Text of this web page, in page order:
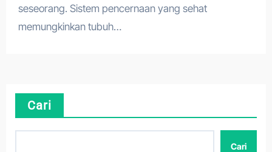
seseorang. Sistem pencernaan yang sehat
memungkinkan tubuh…
Cari
Cari